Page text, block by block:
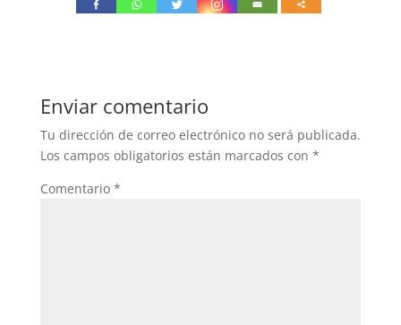
Enviar comentario
Tu dirección de correo electrónico no será publicada.
Los campos obligatorios están marcados con *
Comentario *